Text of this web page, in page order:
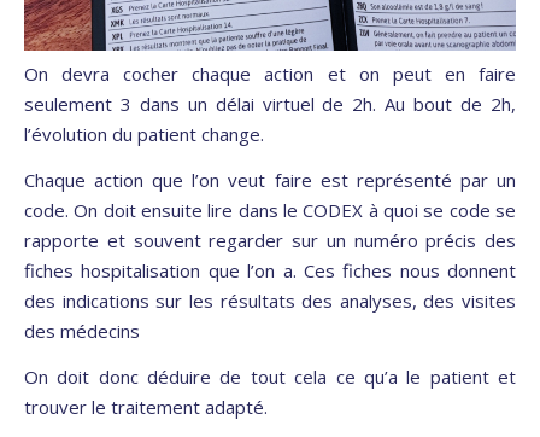
On devra cocher chaque action et on peut en faire
seulement 3 dans un délai virtuel de 2h. Au bout de 2h,
l’évolution du patient change.
Chaque action que l’on veut faire est représenté par un
code. On doit ensuite lire dans le CODEX à quoi se code se
rapporte et souvent regarder sur un numéro précis des
fiches hospitalisation que l’on a. Ces fiches nous donnent
des indications sur les résultats des analyses, des visites
des médecins
On doit donc déduire de tout cela ce qu’a le patient et
trouver le traitement adapté.